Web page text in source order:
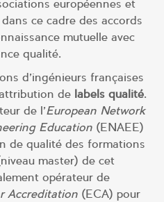
européennes et
ce cadre des accords
mutuelle avec
qualité.
d’ingénieurs françaises
de labels qualité.
de l’European Network
Education (ENAEE)
de qualité des formations
master) de cet
opérateur de
Accreditation (ECA) pour